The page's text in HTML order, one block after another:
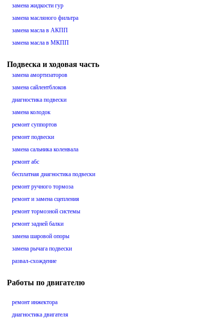
замена жидкости гур
замена масляного фильтра
замена масла в АКПП
замена масла в МКПП
Подвеска и ходовая часть
замена амортизаторов
замена сайлентблоков
диагностика подвески
замена колодок
ремонт суппортов
ремонт подвески
замена сальника коленвала
ремонт абс
бесплатная диагностика подвески
ремонт ручного тормоза
ремонт и замена сцепления
ремонт тормозной системы
ремонт задней балки
замена шаровой опоры
замена рычага подвески
развал-схождение
Работы по двигателю
ремонт инжектора
диагностика двигателя